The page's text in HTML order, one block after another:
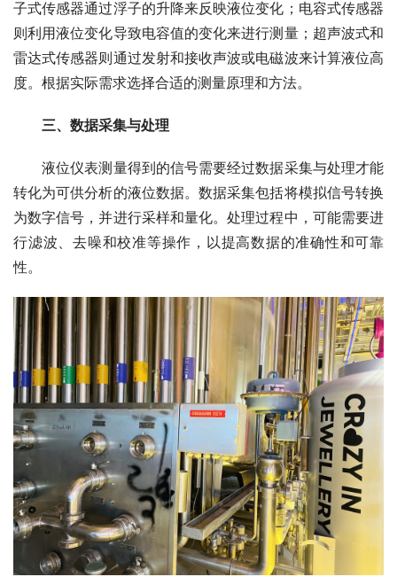
子式传感器通过浮子的升降来反映液位变化；电容式传感器
则利用液位变化导致电容值的变化来进行测量；超声波式和
雷达式传感器则通过发射和接收声波或电磁波来计算液位高
度。根据实际需求选择合适的测量原理和方法。
三、数据采集与处理
液位仪表测量得到的信号需要经过数据采集与处理才能
转化为可供分析的液位数据。数据采集包括将模拟信号转换
为数字信号，并进行采样和量化。处理过程中，可能需要进
行滤波、去噪和校准等操作，以提高数据的准确性和可靠
性。